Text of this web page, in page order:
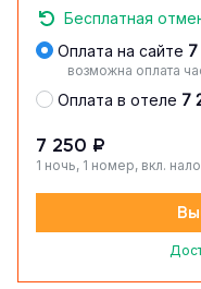
Бесплатная
Оплата на сайте
возможна оплата
Оплата в отеле 7
7 250 ₽
1 ночь, 1 номер, вкл.